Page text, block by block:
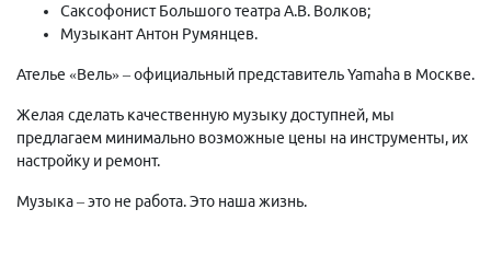
Саксофонист Большого театра А.В. Волков;
Музыкант Антон Румянцев.
Ателье «Вель» – официальный представитель Yamaha в Москве.
Желая сделать качественную музыку доступней, мы
предлагаем минимально возможные цены на инструменты, их
настройку и ремонт.
Музыка – это не работа. Это наша жизнь.